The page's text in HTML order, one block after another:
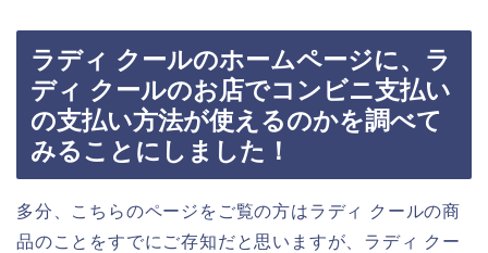
ラディ クールのホームページに、ラ
ディ クールのお店でコンビニ支払い
の支払い方法が使えるのかを調べて
みることにしました！
多分、こちらのページをご覧の方はラディ クールの商
品のことをすでにご存知だと思いますが、ラディ クー